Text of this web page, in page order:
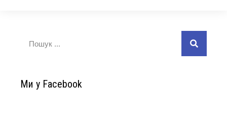
Ми у Facebook